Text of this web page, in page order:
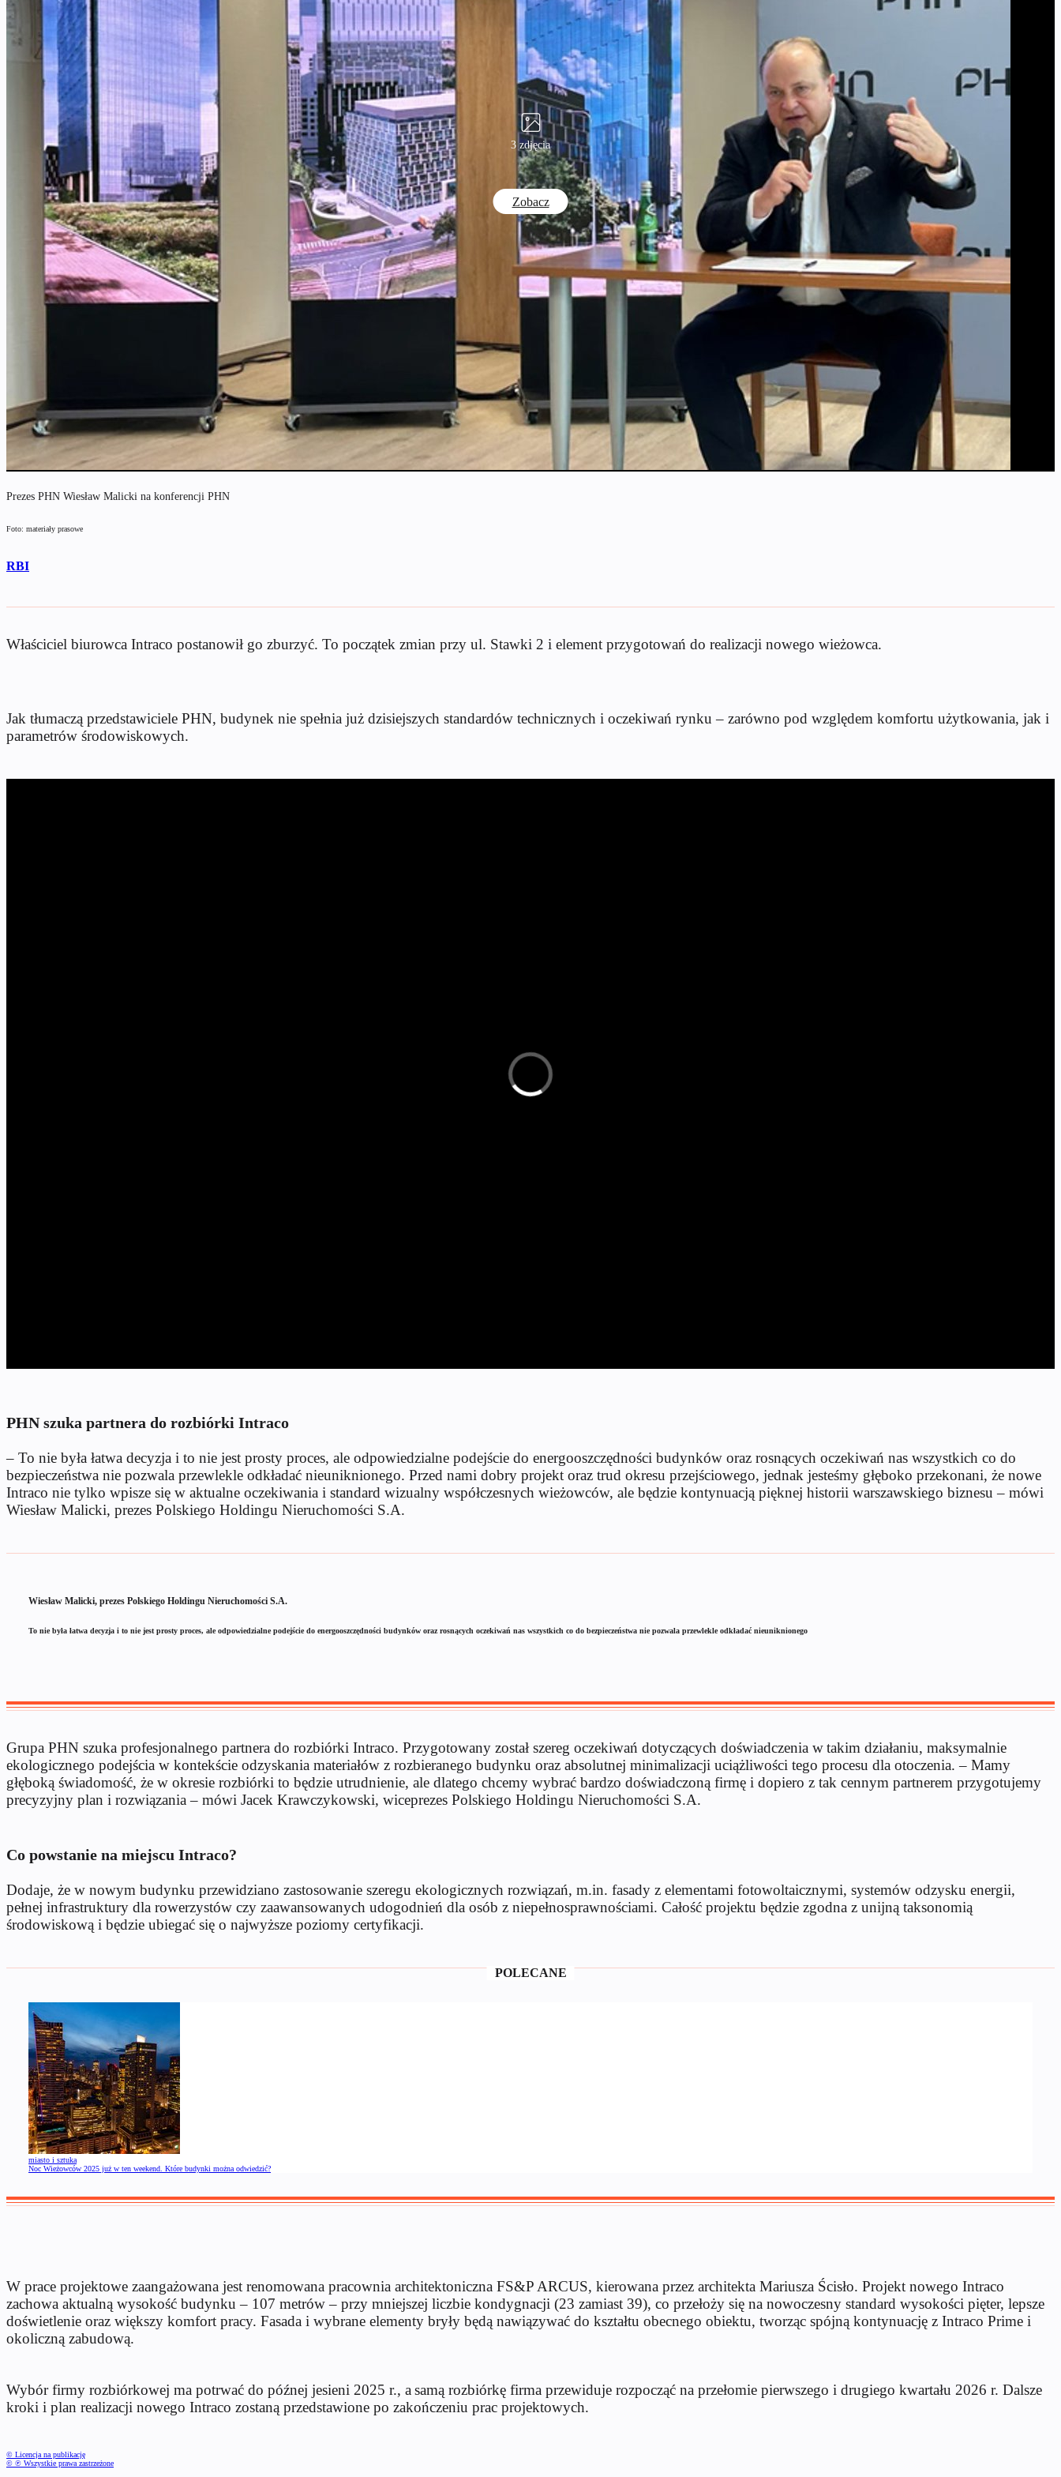
3 zdjęcia
Zobacz
Prezes PHN Wiesław Malicki na konferencji PHN
Foto: materiały prasowe
RBI
Właściciel biurowca Intraco postanowił go zburzyć. To początek zmian przy ul. Stawki 2 i element przygotowań do realizacji nowego wieżowca.
Jak tłumaczą przedstawiciele PHN, budynek nie spełnia już dzisiejszych standardów technicznych i oczekiwań rynku – zarówno pod względem komfortu użytkowania, jak i
parametrów środowiskowych.
PHN szuka partnera do rozbiórki Intraco
– To nie była łatwa decyzja i to nie jest prosty proces, ale odpowiedzialne podejście do energooszczędności budynków oraz rosnących oczekiwań nas wszystkich co do
bezpieczeństwa nie pozwala przewlekle odkładać nieuniknionego. Przed nami dobry projekt oraz trud okresu przejściowego, jednak jesteśmy głęboko przekonani, że nowe
Intraco nie tylko wpisze się w aktualne oczekiwania i standard wizualny współczesnych wieżowców, ale będzie kontynuacją pięknej historii warszawskiego biznesu – mówi
Wiesław Malicki, prezes Polskiego Holdingu Nieruchomości S.A.
Wiesław Malicki, prezes Polskiego Holdingu Nieruchomości S.A.
To nie była łatwa decyzja i to nie jest prosty proces, ale odpowiedzialne podejście do energooszczędności budynków oraz rosnących oczekiwań nas wszystkich co do bezpieczeństwa nie pozwala przewlekle odkładać nieuniknionego
Grupa PHN szuka profesjonalnego partnera do rozbiórki Intraco. Przygotowany został szereg oczekiwań dotyczących doświadczenia w takim działaniu, maksymalnie
ekologicznego podejścia w kontekście odzyskania materiałów z rozbieranego budynku oraz absolutnej minimalizacji uciążliwości tego procesu dla otoczenia. – Mamy
głęboką świadomość, że w okresie rozbiórki to będzie utrudnienie, ale dlatego chcemy wybrać bardzo doświadczoną firmę i dopiero z tak cennym partnerem przygotujemy
precyzyjny plan i rozwiązania – mówi Jacek Krawczykowski, wiceprezes Polskiego Holdingu Nieruchomości S.A.
Co powstanie na miejscu Intraco?
Dodaje, że w nowym budynku przewidziano zastosowanie szeregu ekologicznych rozwiązań, m.in. fasady z elementami fotowoltaicznymi, systemów odzysku energii,
pełnej infrastruktury dla rowerzystów czy zaawansowanych udogodnień dla osób z niepełnosprawnościami. Całość projektu będzie zgodna z unijną taksonomią
środowiskową i będzie ubiegać się o najwyższe poziomy certyfikacji.
POLECANE
miasto i sztuka
Noc Wieżowców 2025 już w ten weekend. Które budynki można odwiedzić?
W prace projektowe zaangażowana jest renomowana pracownia architektoniczna FS&P ARCUS, kierowana przez architekta Mariusza Ścisło. Projekt nowego Intraco
zachowa aktualną wysokość budynku – 107 metrów – przy mniejszej liczbie kondygnacji (23 zamiast 39), co przełoży się na nowoczesny standard wysokości pięter, lepsze
doświetlenie oraz większy komfort pracy. Fasada i wybrane elementy bryły będą nawiązywać do kształtu obecnego obiektu, tworząc spójną kontynuację z Intraco Prime i
okoliczną zabudową.
Wybór firmy rozbiórkowej ma potrwać do późnej jesieni 2025 r., a samą rozbiórkę firma przewiduje rozpocząć na przełomie pierwszego i drugiego kwartału 2026 r. Dalsze
kroki i plan realizacji nowego Intraco zostaną przedstawione po zakończeniu prac projektowych.
© Licencja na publikację
© ℗ Wszystkie prawa zastrzeżone